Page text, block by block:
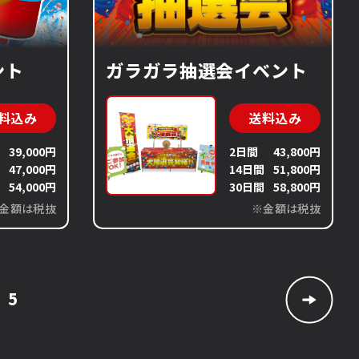
込み
39,000円
47,000円
54,000円
額は税抜
ガラガラ抽選会イベント
送料込み
2日間
43,800円
14日間 51,800円
30日間 58,800円
※金額は税抜
5